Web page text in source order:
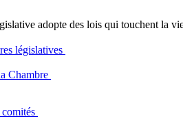
adopte des lois qui touchent la
législatives
Chambre